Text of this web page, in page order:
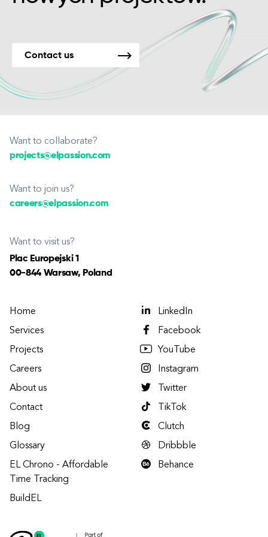
Contact us
Want to collaborate?
projects@elpassion.com
Want to join us?
careers@elpassion.com
Want to visit us?
Plac Europejski 1
00-844 Warsaw, Poland
Home
Services
Projects
Careers
About us
Contact
Blog
Glossary
EL Chrono - Affordable
Time Tracking
BuildEL
LinkedIn
Facebook
YouTube
Instagram
Twitter
TikTok
Clutch
Dribbble
Behance